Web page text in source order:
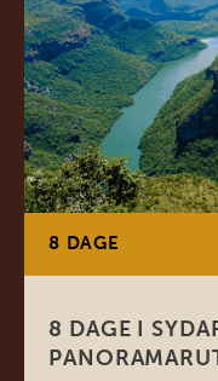
8 DAGE
8 DAGE I